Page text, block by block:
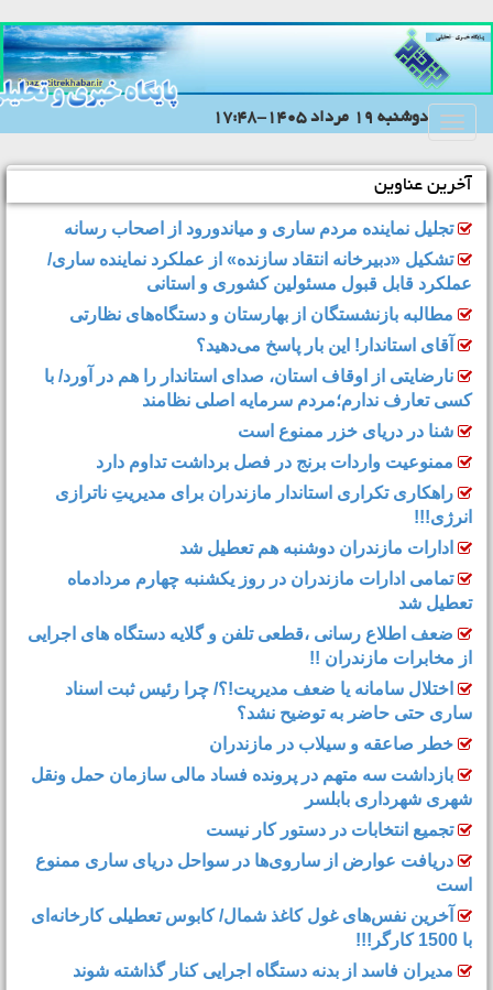
Toggleدوشنبه 19 مرداد 1405-17:48
آخرین عناوین
تجلیل نماینده مردم ساری و میاندورود از اصحاب رسانه
تشکیل «دبیرخانه انتقاد سازنده» از عملکرد نماینده ساری/
عملکرد قابل قبول مسئولین کشوری و استانی
مطالبه بازنشستگان از بهارستان و دستگاه‌های نظارتی
آقای استاندار! این بار پاسخ می‌دهید؟
نارضایتی از اوقاف استان، صدای استاندار را هم در آورد/ با
کسی تعارف ندارم؛مردم سرمایه اصلی نظامند
شنا در دریای خزر ممنوع است
ممنوعیت واردات برنج در فصل برداشت تداوم دارد
راهکاری تکراری استاندار مازندران برای مدیریتِ ناترازی
انرژی!!!
ادارات مازندران دوشنبه هم تعطیل شد
تمامی ادارات مازندران در روز یکشنبه چهارم مردادماه
تعطیل شد
ضعف اطلاع رسانی ،قطعی تلفن و گلایه دستگاه های اجرایی
از مخابرات مازندران !!
اختلال سامانه یا ضعف مدیریت!؟/ چرا رئیس ثبت اسناد
ساری حتی حاضر به توضیح نشد؟
خطر صاعقه و سیلاب در مازندران
بازداشت سه متهم در پرونده فساد مالی سازمان حمل‌ ونقل
شهری شهرداری بابلسر
تجمیع انتخابات در دستور کار نیست
دریافت عوارض از ساروی‌ها در سواحل دریای ساری ممنوع
است
آخرین نفس‌های غول کاغذ شمال‌/ ‌کابوس تعطیلی کارخانه‌ای
مدیران فاسد از بدنه دستگاه اجرایی کنار گذاشته شوند